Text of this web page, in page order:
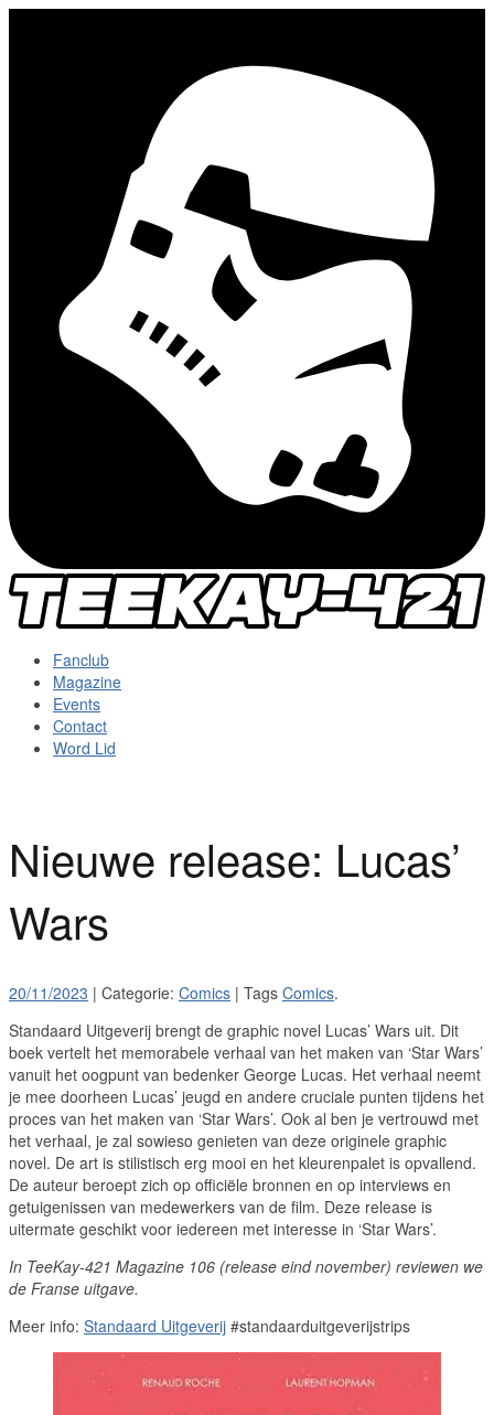
Fanclub
Magazine
Events
Contact
Word Lid
Nieuwe release: Lucas’
Wars
20/11/2023 | Categorie: Comics | Tags Comics.
Standaard Uitgeverij brengt de graphic novel Lucas’ Wars uit. Dit
boek vertelt het memorabele verhaal van het maken van ‘Star Wars’
vanuit het oogpunt van bedenker George Lucas. Het verhaal neemt
je mee doorheen Lucas’ jeugd en andere cruciale punten tijdens het
proces van het maken van ‘Star Wars’. Ook al ben je vertrouwd met
het verhaal, je zal sowieso genieten van deze originele graphic
novel. De art is stilistisch erg mooi en het kleurenpalet is opvallend.
De auteur beroept zich op officiële bronnen en op interviews en
getuigenissen van medewerkers van de film. Deze release is
uitermate geschikt voor iedereen met interesse in ‘Star Wars’.
In TeeKay-421 Magazine 106 (release eind november) reviewen we
de Franse uitgave.
Meer info: Standaard Uitgeverij #standaarduitgeverijstrips